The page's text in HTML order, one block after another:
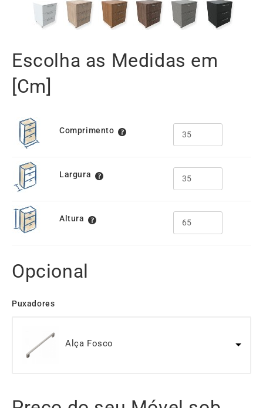
Escolha as Medidas em
[Cm]
Comprimento
Largura
Altura
Opcional
Puxadores
Alça Fosco